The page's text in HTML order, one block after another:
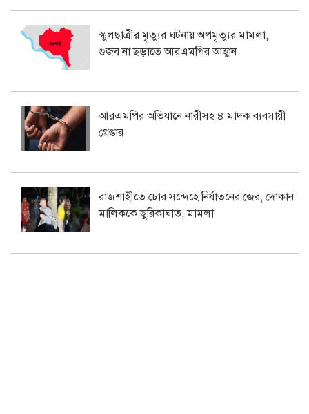
স্কুলছাত্রীর মৃত্যুর ঘটনায় অপমৃত্যুর মামলা,
গুজব না ছড়াতে আরএমপির আহ্বান
আরএমপির অভিযানে নারীসহ ৪ মাদক ব্যবসায়ী
গ্রেপ্তার
রাজশাহীতে চোর সন্দেহে নির্যাতনের জের, দোকান
মালিককে ছুরিকাঘাত, মামলা